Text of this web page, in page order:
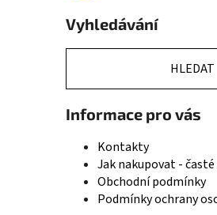
Vyhledávání
HLEDAT
Informace pro vás
Kontakty
Jak nakupovat -
Obchodní podmínky
Podmínky ochrany